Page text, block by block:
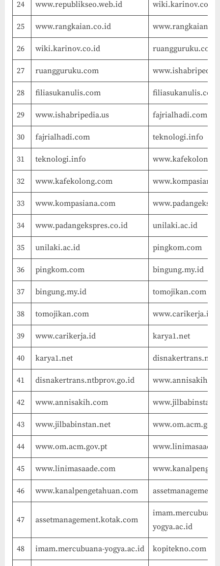
24 www.republikseo.web.id wiki.karinov.co.id
25 www.rangkaian.co.id
26 wiki.karinov.co.id ruangguruku.com
27 ruangguruku.com
28 filiasukanulis.com filiasukanulis.com
29 www.ishabripedia.us fajrialhadi.com
30 fajrialhadi.com teknologi.info
31 teknologi.info
32 www.kafekolong.com
33 www.kompasiana.com
34 www.padangekspres.co.id unilaki.ac.id
35 unilaki.ac.id pingkom.com
36 pingkom.com bingung.my.id
37 bingung.my.id tomojikan.com
38 tomojikan.com www.carikerja.id
39 www.carikerja.id karya1.net
40 karya1.net
41 disnakertrans.ntbprov.go.id
42 www.annisakih.com
43 www.jilbabinstan.net
44 www.om.acm.gov.pt
45 www.linimasaade.com
46 www.kanalpengetahuan.com
47 assetmanagement.kotak.com
yogya.ac.id
48 imam.mercubuana-yogya.ac.id kopitekno.com